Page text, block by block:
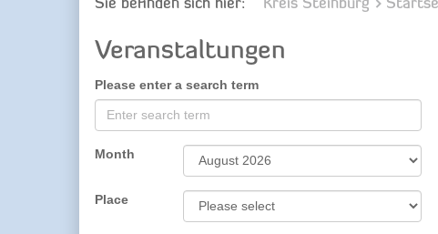
Sie befinden sich hier: Kreis Steinburg
Veranstaltungen
Please enter a search term
Month
Place